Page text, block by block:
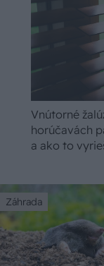
Vnútorné
horúčavách
a ako to
Záhrada